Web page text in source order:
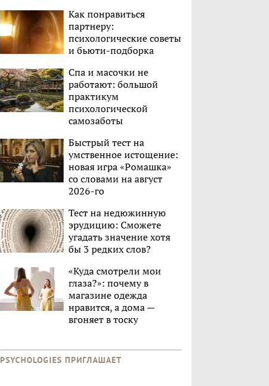
Как понравиться
партнеру:
психологические советы
и бьюти-подборка
Спа и масочки не
работают: большой
практикум
психологической
самозаботы
Быстрый тест на
умственное истощение:
новая игра «Ромашка»
со словами на август
2026-го
Тест на недюжинную
эрудицию: Сможете
угадать значение хотя
бы 3 редких слов?
«Куда смотрели мои
глаза?»: почему в
магазине одежда
нравится, а дома —
вгоняет в тоску
PSYCHOLOGIES ПРИГЛАШАЕТ